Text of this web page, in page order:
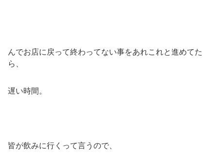
んでお店に戻って終わってない事をあれこれと進めてた
ら、
遅い時間。
皆が飲みに行くって言うので、